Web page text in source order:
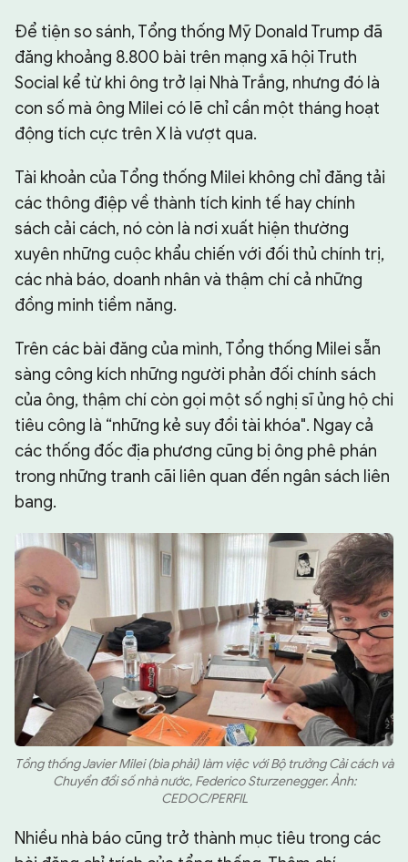
Để tiện so sánh, Tổng thống Mỹ Donald Trump đã
đăng khoảng 8.800 bài trên mạng xã hội Truth
Social kể từ khi ông trở lại Nhà Trắng, nhưng đó là
con số mà ông Milei có lẽ chỉ cần một tháng hoạt
động tích cực trên X là vượt qua.
Tài khoản của Tổng thống Milei không chỉ đăng tải
các thông điệp về thành tích kinh tế hay chính
sách cải cách, nó còn là nơi xuất hiện thường
xuyên những cuộc khẩu chiến với đối thủ chính trị,
các nhà báo, doanh nhân và thậm chí cả những
đồng minh tiềm năng.
Trên các bài đăng của mình, Tổng thống Milei sẵn
sàng công kích những người phản đối chính sách
của ông, thậm chí còn gọi một số nghị sĩ ủng hộ chi
tiêu công là “những kẻ suy đồi tài khóa". Ngay cả
các thống đốc địa phương cũng bị ông phê phán
trong những tranh cãi liên quan đến ngân sách liên
bang.
Tổng thống Javier Milei (bìa phải) làm việc với Bộ trưởng Cải cách và
Chuyển đổi số nhà nước, Federico Sturzenegger. Ảnh:
CEDOC/PERFIL
Nhiều nhà báo cũng trở thành mục tiêu trong các